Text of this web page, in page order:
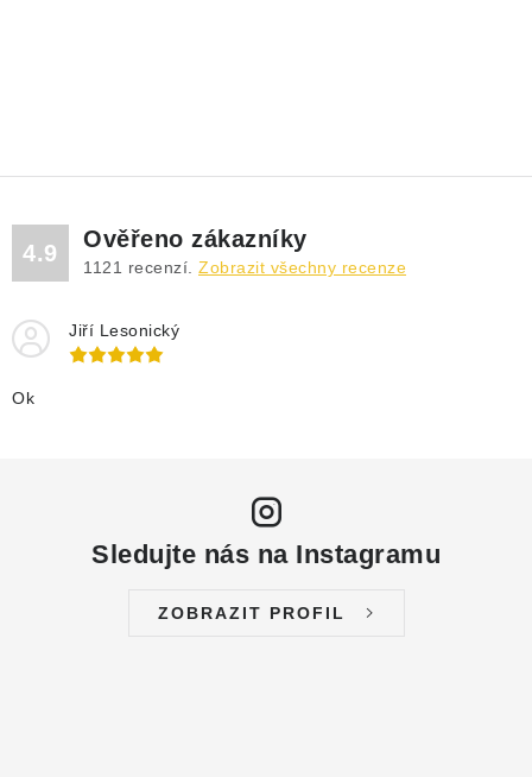
4.9
Ověřeno zákazníky
1121 recenzí. Zobrazit všechny recenze
Jiří Lesonický
Ok
Sledujte nás na Instagramu
ZOBRAZIT PROFIL